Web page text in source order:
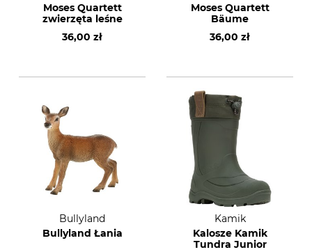
Moses Quartett
zwierzęta leśne
36,00 zł
Moses Quartett
Bäume
36,00 zł
Bullyland
Bullyland Łania
Kamik
Kalosze Kamik
Tundra Junior